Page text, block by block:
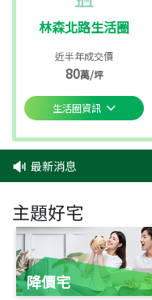
林森北路生活圈
近半年成交價
80萬/坪
生活圈資訊
最新消息
主題好宅
降價宅